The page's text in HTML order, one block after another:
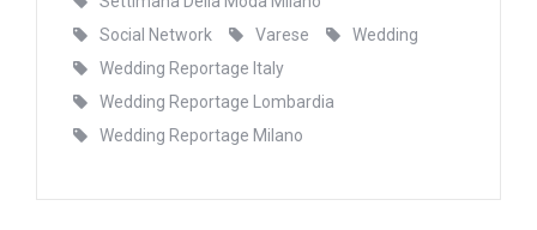
Social Network
Varese
Wedding
Wedding Reportage Italy
Wedding Reportage Lombardia
Wedding Reportage Milano